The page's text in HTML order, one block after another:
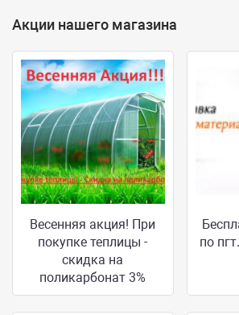
Акции нашего магазина
Весенняя акция! При
покупке теплицы -
скидка на
поликарбонат 3%
по